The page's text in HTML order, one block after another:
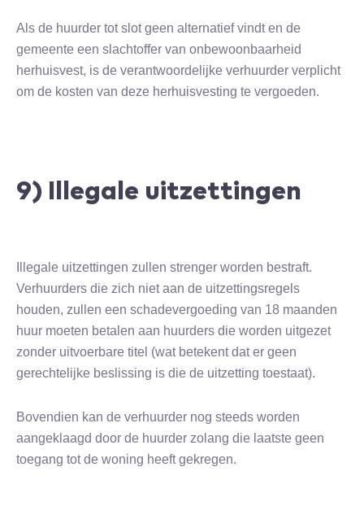
Als de huurder tot slot geen alternatief vindt en de
gemeente een slachtoffer van onbewoonbaarheid
herhuisvest, is de verantwoordelijke verhuurder verplicht
om de kosten van deze herhuisvesting te vergoeden.
9) Illegale uitzettingen
Illegale uitzettingen zullen strenger worden bestraft.
Verhuurders die zich niet aan de uitzettingsregels
houden, zullen een schadevergoeding van 18 maanden
huur moeten betalen aan huurders die worden uitgezet
zonder uitvoerbare titel (wat betekent dat er geen
gerechtelijke beslissing is die de uitzetting toestaat).
Bovendien kan de verhuurder nog steeds worden
aangeklaagd door de huurder zolang die laatste geen
toegang tot de woning heeft gekregen.